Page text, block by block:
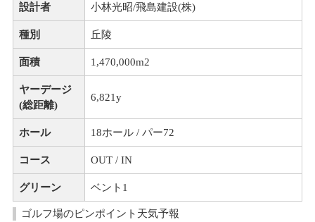
設計者 小林光昭/飛島建設(株)
種別 丘陵
面積 1,470,000m2
ヤーデージ
(総距離)
6,821y
ホール 18ホール / パー72
コース OUT / IN
グリーン ベント1
ゴルフ場のピンポイント天気予報